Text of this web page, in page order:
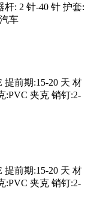
: 2 针-40 针 护套:
车
提前期:15-20 天 材
:PVC 夹克 销钉:2-
提前期:15-20 天 材
:PVC 夹克 销钉:2-